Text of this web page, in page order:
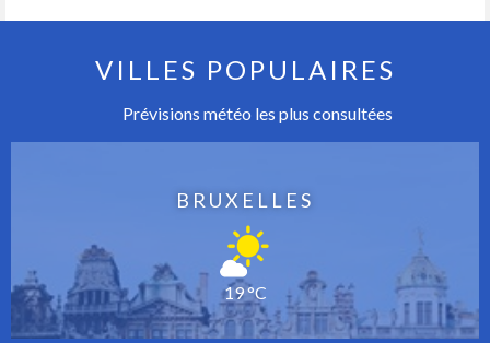
VILLES POPULAIRES
Prévisions météo les plus consultées
BRUXELLES
19 °C